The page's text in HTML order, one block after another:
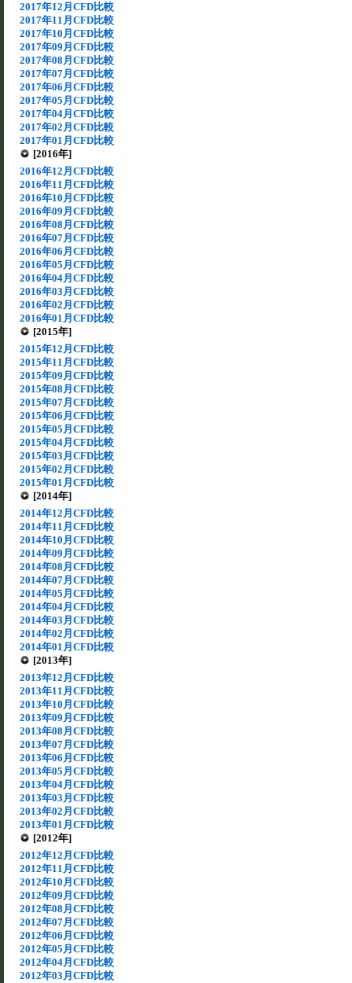
2017年12月CFD比較
2017年11月CFD比較
2017年10月CFD比較
2017年09月CFD比較
2017年08月CFD比較
2017年07月CFD比較
2017年06月CFD比較
2017年05月CFD比較
2017年04月CFD比較
2017年02月CFD比較
2017年01月CFD比較
[2016年]
2016年12月CFD比較
2016年11月CFD比較
2016年10月CFD比較
2016年09月CFD比較
2016年08月CFD比較
2016年07月CFD比較
2016年06月CFD比較
2016年05月CFD比較
2016年04月CFD比較
2016年03月CFD比較
2016年02月CFD比較
2016年01月CFD比較
[2015年]
2015年12月CFD比較
2015年11月CFD比較
2015年09月CFD比較
2015年08月CFD比較
2015年07月CFD比較
2015年06月CFD比較
2015年05月CFD比較
2015年04月CFD比較
2015年03月CFD比較
2015年02月CFD比較
2015年01月CFD比較
[2014年]
2014年12月CFD比較
2014年11月CFD比較
2014年10月CFD比較
2014年09月CFD比較
2014年08月CFD比較
2014年07月CFD比較
2014年05月CFD比較
2014年04月CFD比較
2014年03月CFD比較
2014年02月CFD比較
2014年01月CFD比較
[2013年]
2013年12月CFD比較
2013年11月CFD比較
2013年10月CFD比較
2013年09月CFD比較
2013年08月CFD比較
2013年07月CFD比較
2013年06月CFD比較
2013年05月CFD比較
2013年04月CFD比較
2013年03月CFD比較
2013年02月CFD比較
2013年01月CFD比較
[2012年]
2012年12月CFD比較
2012年11月CFD比較
2012年10月CFD比較
2012年09月CFD比較
2012年08月CFD比較
2012年07月CFD比較
2012年06月CFD比較
2012年05月CFD比較
2012年04月CFD比較
2012年03月CFD比較